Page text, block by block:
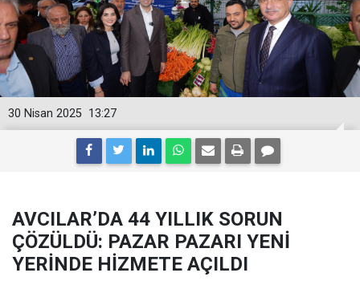
13:27
30 Nisan 2025
AVCILAR’DA 44 YILLIK SORUN
ÇÖZÜLDÜ: PAZAR PAZARI YENİ
YERİNDE HİZMETE AÇILDI